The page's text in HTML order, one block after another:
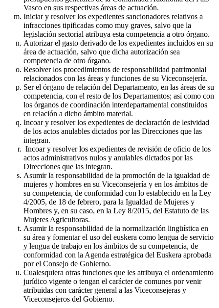
Vasco en sus respectivas áreas de actuación.
Iniciar y resolver los expedientes sancionadores relativos a
infracciones tipificadas como muy graves, salvo que la
legislación sectorial atribuya esta competencia a otro órgano.
Autorizar el gasto derivado de los expedientes incluidos en su
área de actuación, salvo que dicha autorización sea
competencia de otro órgano.
Resolver los procedimientos de responsabilidad patrimonial
relacionados con las áreas y funciones de su Viceconsejería.
Ser el órgano de relación del Departamento, en las áreas de su
competencia, con el resto de los Departamentos; así como con
los órganos de coordinación interdepartamental constituidos
en relación a dicho ámbito material.
Incoar y resolver los expedientes de declaración de lesividad
de los actos anulables dictados por las Direcciones que las
integran.
Incoar y resolver los expedientes de revisión de oficio de los
actos administrativos nulos y anulables dictados por las
Direcciones que las integran.
Asumir la responsabilidad de la promoción de la igualdad de
mujeres y hombres en su Viceconsejería y en los ámbitos de
su competencia, de conformidad con lo establecido en la Ley
4/2005, de 18 de febrero, para la Igualdad de Mujeres y
Hombres y, en su caso, en la Ley 8/2015, del Estatuto de las
Mujeres Agricultoras.
Asumir la responsabilidad de la normalización lingüística en
su área y fomentar el uso del euskera como lengua de servicio
y lengua de trabajo en los ámbitos de su competencia, de
conformidad con la Agenda estratégica del Euskera aprobada
por el Consejo de Gobierno.
Cualesquiera otras funciones que les atribuya el ordenamiento
jurídico vigente o tengan el carácter de comunes por venir
atribuidas con carácter general a las Viceconsejeras y
Viceconsejeros del Gobierno.